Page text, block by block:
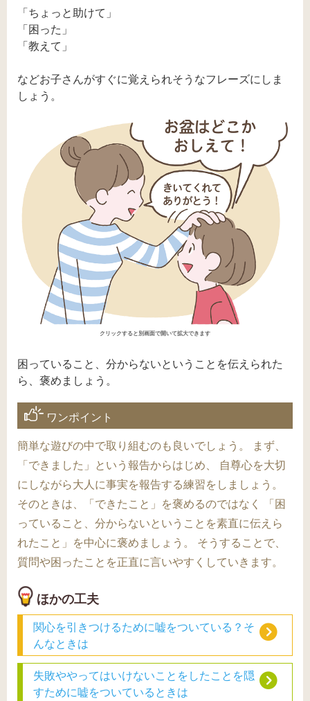
「ちょっと助けて」
「困った」
「教えて」
などお子さんがすぐに覚えられそうなフレーズにしま
しょう。
クリックすると別画面で開いて拡大できます
困っていること、分からないということを伝えられた
ら、褒めましょう。
ワンポイント
簡単な遊びの中で取り組むのも良いでしょう。 まず、
「できました」という報告からはじめ、 自尊心を大切
にしながら大人に事実を報告する練習をしましょう。
そのときは、「できたこと」を褒めるのではなく 「困
っていること、分からないということを素直に伝えら
れたこと」を中心に褒めましょう。 そうすることで、
質問や困ったことを正直に言いやすくしていきます。
ほかの工夫
関心を引きつけるために嘘をついている？そ
んなときは
失敗ややってはいけないことをしたことを隠
すために嘘をついているときは